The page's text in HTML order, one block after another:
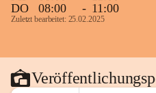
DO
08:00 - 11:00
Zuletzt bearbeitet: 25.02.2025